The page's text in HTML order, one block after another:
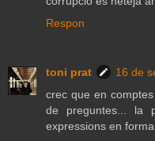
Respon
toni prat
16 de
crec que en
de preguntes... la
expressions en forma